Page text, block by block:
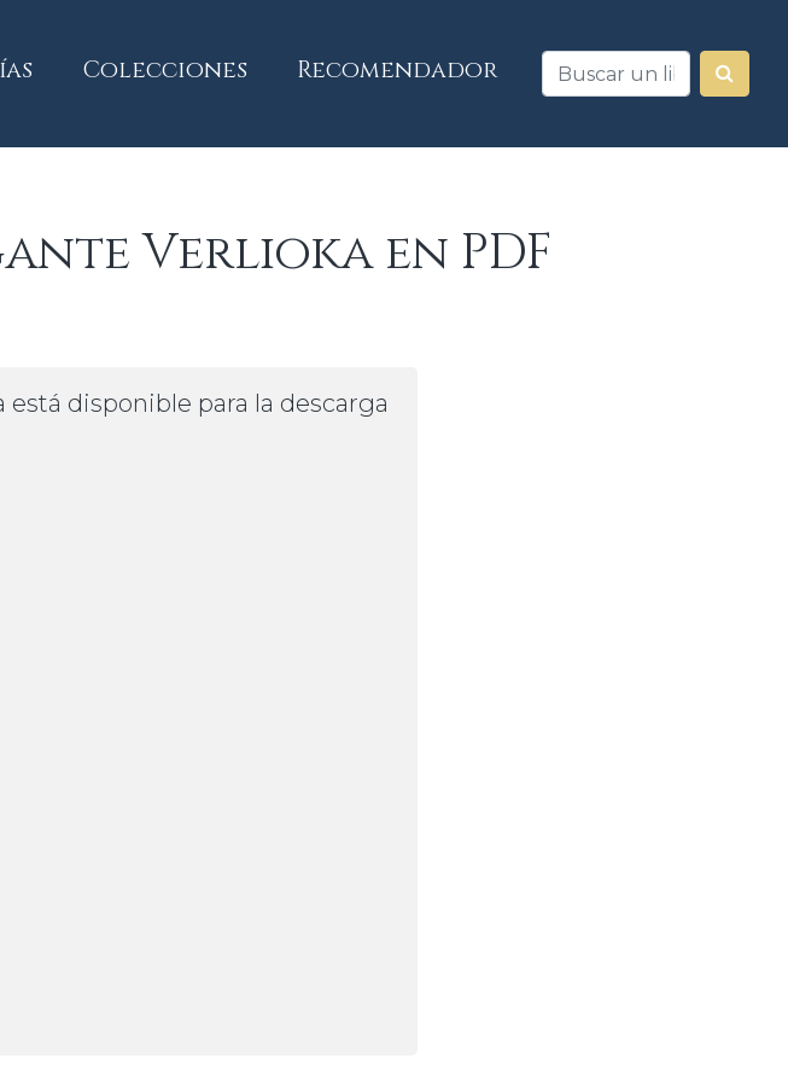
Colecciones Recomendador
Verlioka en PDF
está disponible para la descarga